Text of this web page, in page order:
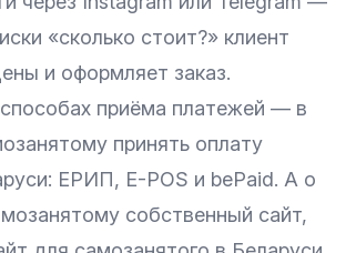
«сколько стоит?» клиент
и оформляет заказ.
приёма платежей — в
принять оплату
ЕРИП, E-POS и bePaid. А о
собственный сайт,